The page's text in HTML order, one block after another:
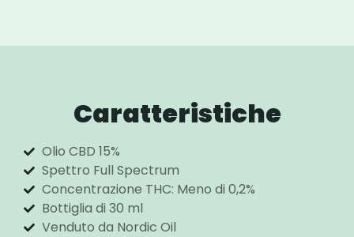
Caratteristiche
Olio CBD 15%
Spettro Full Spectrum
Concentrazione THC: Meno di 0,2%
Bottiglia di 30 ml
Venduto da Nordic Oil